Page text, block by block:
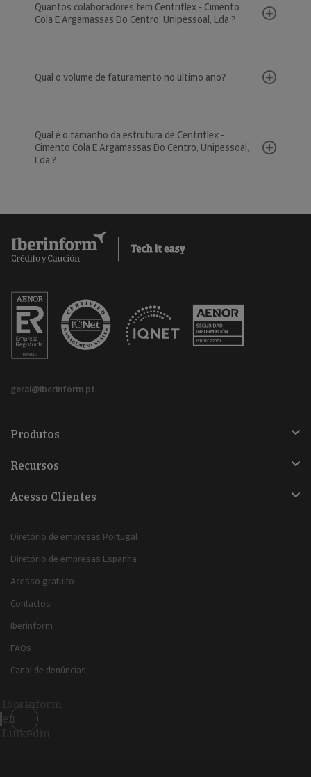
Quantos colaboradores tem Centriflex - Cimento
Cola E Argamassas Do Centro, Unipessoal, Lda.?
Qual o volume de faturamento no último ano?
Qual é o tamanho da estrutura de Centriflex -
Cimento Cola E Argamassas Do Centro, Unipessoal,
Lda.?
geral@iberinform.pt
Produtos
Recursos
Acesso Clientes
Diretório de empresas Portugal
Diretório de empresas Espanha
Acesso gratuito
Contactos
Iberinform
FAQs
Canal de denúncias
Iberinform
en
Linkedin